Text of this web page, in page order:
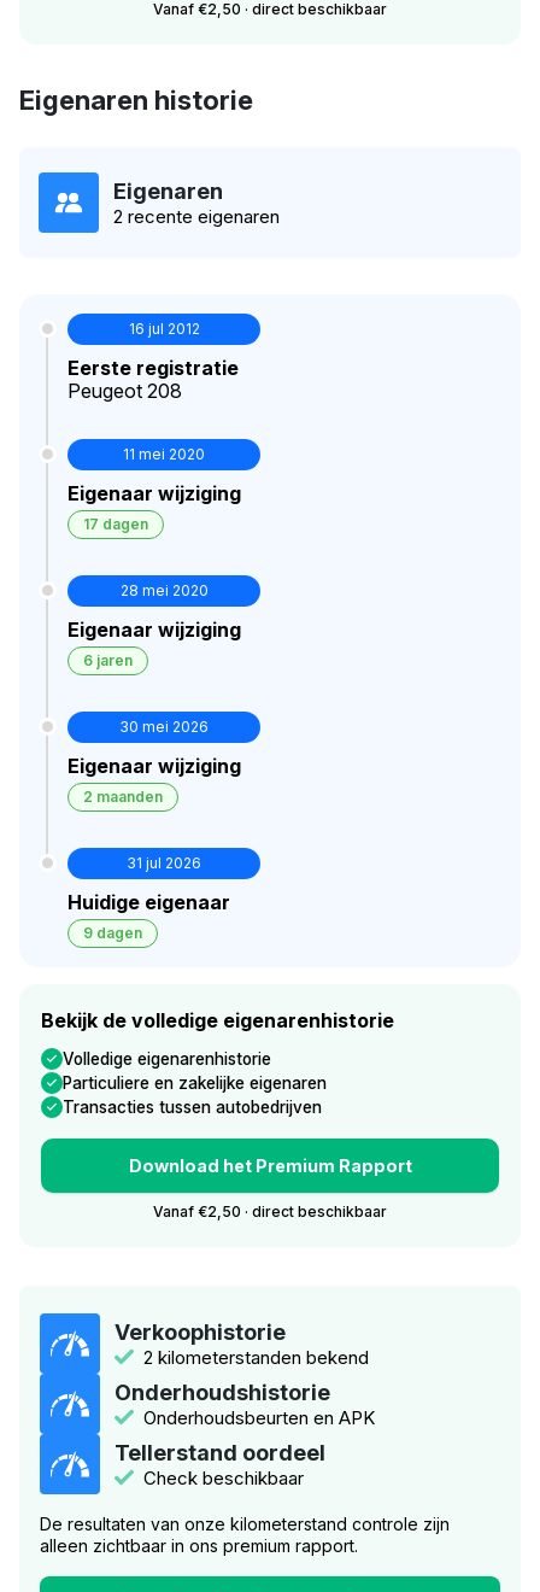
Vanaf €2,50 · direct beschikbaar
Eigenaren historie
Eigenaren
2 recente eigenaren
16 jul 2012
Eerste registratie
Peugeot 208
11 mei 2020
Eigenaar wijziging
17 dagen
28 mei 2020
Eigenaar wijziging
6 jaren
30 mei 2026
Eigenaar wijziging
2 maanden
31 jul 2026
Huidige eigenaar
9 dagen
Bekijk de volledige eigenarenhistorie
Volledige eigenarenhistorie
Particuliere en zakelijke eigenaren
Transacties tussen autobedrijven
Download het Premium Rapport
Vanaf €2,50 · direct beschikbaar
Verkoophistorie
2 kilometerstanden bekend
Onderhoudshistorie
Onderhoudsbeurten en APK
Tellerstand oordeel
Check beschikbaar
De resultaten van onze kilometerstand controle zijn
alleen zichtbaar in ons premium rapport.